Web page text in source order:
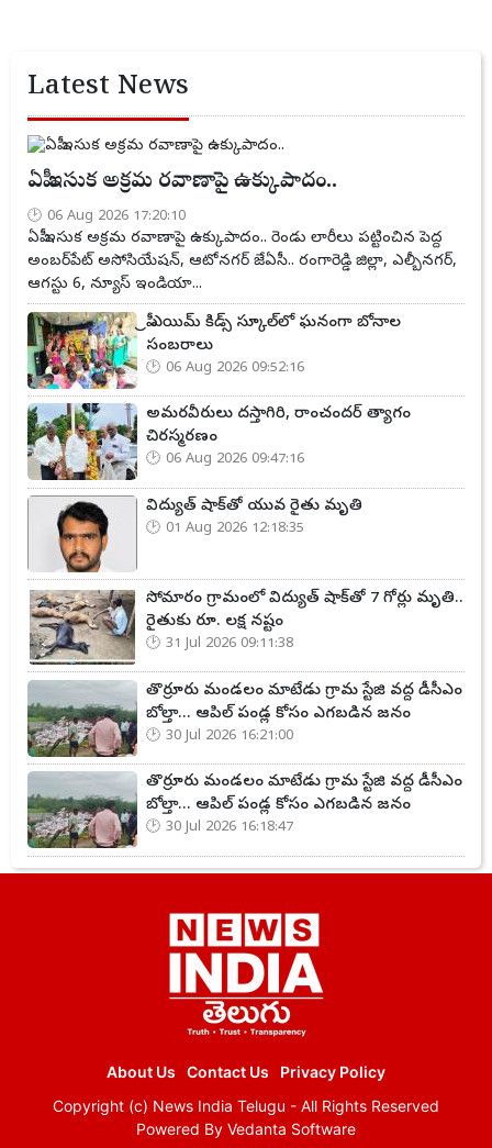
Latest News
ఏపీ ఇసుక అక్రమ రవాణాపై ఉక్కుపాదం..
06 Aug 2026 17:20:10
ఏపీ ఇసుక అక్రమ రవాణాపై ఉక్కుపాదం.. రెండు లారీలు పట్టించిన పెద్ద
అంబర్‌పేట్ అసోసియేషన్, ఆటోనగర్ జేఏసీ.. రంగారెడ్డి జిల్లా, ఎల్బీనగర్,
ఆగస్టు 6, న్యూస్ ఇండియా...
ప్రీ ఎయిమ్ కిడ్స్ స్కూల్‌లో ఘనంగా బోనాల
సంబరాలు
06 Aug 2026 09:52:16
అమరవీరులు దస్తాగిరి, రాంచందర్ త్యాగం
చిరస్మరణం
06 Aug 2026 09:47:16
విద్యుత్ షాక్‌తో యువ రైతు మృతి
01 Aug 2026 12:18:35
సోమారం గ్రామంలో విద్యుత్ షాక్‌తో 7 గోర్లు మృతి..
రైతుకు రూ. లక్ష నష్టం
31 Jul 2026 09:11:38
తొర్రూరు మండలం మాటేడు గ్రామ స్టేజి వద్ద డీసీఎం
బోల్తా... ఆపిల్ పండ్ల కోసం ఎగబడిన జనం
30 Jul 2026 16:21:00
తొర్రూరు మండలం మాటేడు గ్రామ స్టేజి వద్ద డీసీఎం
బోల్తా... ఆపిల్ పండ్ల కోసం ఎగబడిన జనం
30 Jul 2026 16:18:47
About Us Contact Us
Privacy Policy
Copyright (c) News India Telugu - All Rights Reserved
Powered By Vedanta Software